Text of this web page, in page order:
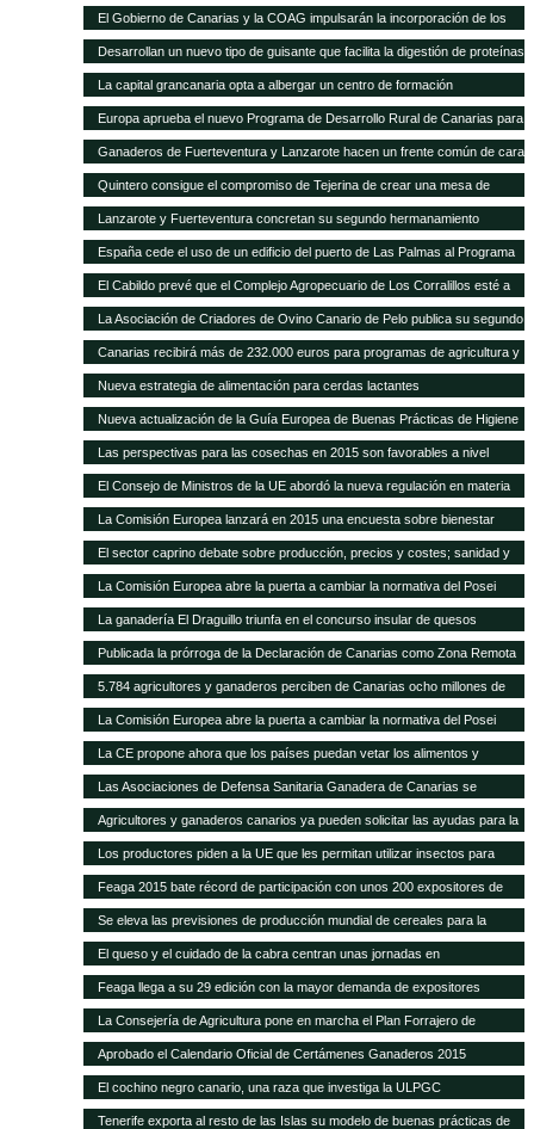
piensos
El Gobierno de Canarias y la COAG impulsarán la incorporación de los
jóvenes en el sector primario
Desarrollan un nuevo tipo de guisante que facilita la digestión de proteínas
La capital grancanaria opta a albergar un centro de formación
internacional del Programa Mundial de Alimentos
Europa aprueba el nuevo Programa de Desarrollo Rural de Canarias para
2014-2020
Ganaderos de Fuerteventura y Lanzarote hacen un frente común de cara
a la modificación del POSEI-2016
Quintero consigue el compromiso de Tejerina de crear una mesa de
trabajo para analizar la ficha adicional del POSEI
Lanzarote y Fuerteventura concretan su segundo hermanamiento
ganadero
España cede el uso de un edificio del puerto de Las Palmas al Programa
Mundial de Alimentos
El Cabildo prevé que el Complejo Agropecuario de Los Corralillos esté a
pleno rendimiento en un año
La Asociación de Criadores de Ovino Canario de Pelo publica su segundo
Catálogo de Sementales
Canarias recibirá más de 232.000 euros para programas de agricultura y
ganadería
Nueva estrategia de alimentación para cerdas lactantes
Nueva actualización de la Guía Europea de Buenas Prácticas de Higiene
para cereales y oleaginosas
Las perspectivas para las cosechas en 2015 son favorables a nivel
mundial, pero persisten puntos críticos de inseguridad alimentaria
El Consejo de Ministros de la UE abordó la nueva regulación en materia
de sanidad animal
La Comisión Europea lanzará en 2015 una encuesta sobre bienestar
animal
El sector caprino debate sobre producción, precios y costes; sanidad y
comercialización
La Comisión Europea abre la puerta a cambiar la normativa del Posei
La ganadería El Draguillo triunfa en el concurso insular de quesos
Publicada la prórroga de la Declaración de Canarias como Zona Remota
a efectos de la eliminación de subproductos SANDACH hasta junio de
2018
5.784 agricultores y ganaderos perciben de Canarias ocho millones de
euros en ayudas adicionales POSEI
La Comisión Europea abre la puerta a cambiar la normativa del Posei
La CE propone ahora que los países puedan vetar los alimentos y
piensos transgénicos
Las Asociaciones de Defensa Sanitaria Ganadera de Canarias se
reunirán anualmente en la Feria de Fuerteventura
Agricultores y ganaderos canarios ya pueden solicitar las ayudas para la
contratación de seguros agrarios
Los productores piden a la UE que les permitan utilizar insectos para
fabricar piensos
Feaga 2015 bate récord de participación con unos 200 expositores de
empresas, productores locales y gastronomía tradicional
Se eleva las previsiones de producción mundial de cereales para la
campaña 2014-2015
El queso y el cuidado de la cabra centran unas jornadas en
Fuerteventura
Feaga llega a su 29 edición con la mayor demanda de expositores
La Consejería de Agricultura pone en marcha el Plan Forrajero de
Canarias
Aprobado el Calendario Oficial de Certámenes Ganaderos 2015
El cochino negro canario, una raza que investiga la ULPGC
Tenerife exporta al resto de las Islas su modelo de buenas prácticas de